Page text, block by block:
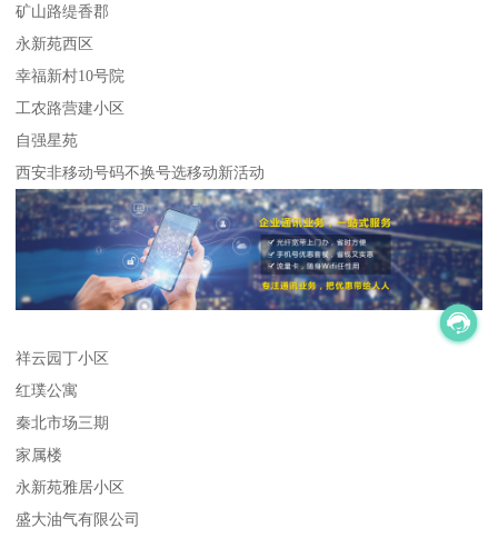
矿山路缇香郡
永新苑西区
幸福新村10号院
工农路营建小区
自强星苑
西安非移动号码不换号选移动新活动
祥云园丁小区
红璞公寓
秦北市场三期
家属楼
永新苑雅居小区
盛大油气有限公司